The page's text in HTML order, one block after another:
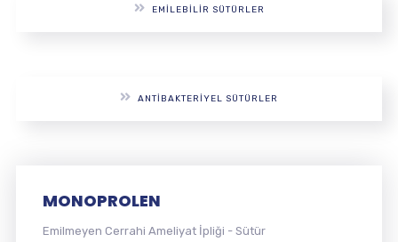
EMILEBILIR SÜTÜRLER
ANTIBAKTERIYEL SÜTÜRLER
MONOFLORID
Emilmeyen Cerrahi Ameliyat İpliği - Sütür